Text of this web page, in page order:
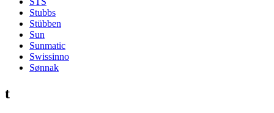
Stubbs
Stübben
Sun
Sunmatic
Swissinno
Sønnak
t